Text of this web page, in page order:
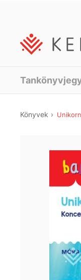
Könyvek